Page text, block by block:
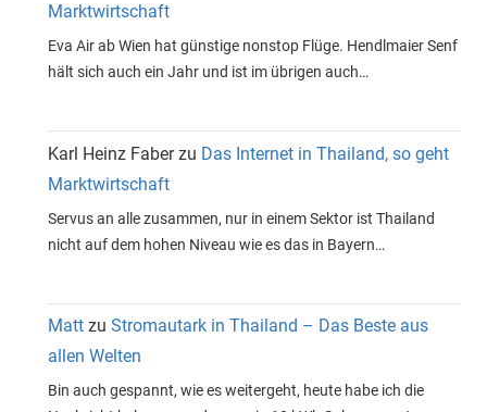
Marktwirtschaft
Eva Air ab Wien hat günstige nonstop Flüge. Hendlmaier Senf
hält sich auch ein Jahr und ist im übrigen auch…
Karl Heinz Faberzu Das Internet in Thailand, so geht
Marktwirtschaft
Servus an alle zusammen, nur in einem Sektor ist Thailand
nicht auf dem hohen Niveau wie es das in Bayern…
Matt zu Stromautark in Thailand – Das Beste aus
allen Welten
Bin auch gespannt, wie es weitergeht, heute habe ich die